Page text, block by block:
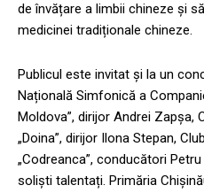
de învățare a limbii chineze și
medicinei tradiționale chineze.
Publicul este invitat și la un
Națională Simfonică a
Moldova”, dirijor Andrei Zapșa,
„Doina”, dirijor Ilona Stepan,
„Codreanca”, conducători
soliști talentați. Primăria